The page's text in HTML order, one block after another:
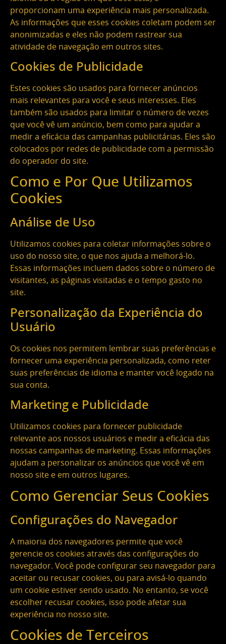
proporcionam uma experiência mais personalizada.
As informações que esses cookies coletam podem ser
anonimizadas e eles não podem rastrear sua
atividade de navegação em outros sites.
Cookies de Publicidade
Estes cookies são usados para fornecer anúncios
mais relevantes para você e seus interesses. Eles
também são usados para limitar o número de vezes
que você vê um anúncio, bem como para ajudar a
medir a eficácia das campanhas publicitárias. Eles são
colocados por redes de publicidade com a permissão
do operador do site.
Como e Por Que Utilizamos
Cookies
Análise de Uso
Utilizamos cookies para coletar informações sobre o
uso do nosso site, o que nos ajuda a melhorá-lo.
Essas informações incluem dados sobre o número de
visitantes, as páginas visitadas e o tempo gasto no
site.
Personalização da Experiência do
Usuário
Os cookies nos permitem lembrar suas preferências e
fornecer uma experiência personalizada, como reter
suas preferências de idioma e manter você logado na
sua conta.
Marketing e Publicidade
Utilizamos cookies para fornecer publicidade
relevante aos nossos usuários e medir a eficácia das
nossas campanhas de marketing. Essas informações
ajudam a personalizar os anúncios que você vê em
nosso site e em outros lugares.
Como Gerenciar Seus Cookies
Configurações do Navegador
A maioria dos navegadores permite que você
gerencie os cookies através das configurações do
navegador. Você pode configurar seu navegador para
aceitar ou recusar cookies, ou para avisá-lo quando
um cookie estiver sendo usado. No entanto, se você
escolher recusar cookies, isso pode afetar sua
experiência no nosso site.
Cookies de Terceiros